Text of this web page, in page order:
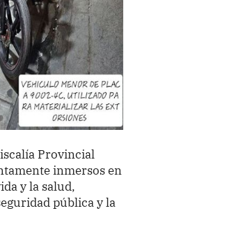
Provincial
inmersos en
y la salud,
pública y la